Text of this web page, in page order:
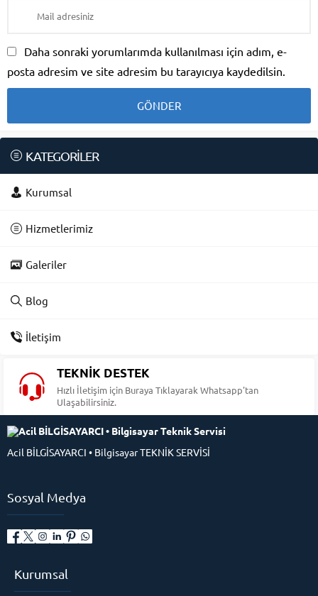
Daha sonraki yorumlarımda kullanılması için adım, e-
posta adresim ve site adresim bu tarayıcıya kaydedilsin.
KATEGORİLER
Kurumsal
Hizmetlerimiz
Galeriler
Blog
İletişim
TEKNİK DESTEK
Hızlı İletişim için Buraya Tıklayarak Whatsapp'tan
Ulaşabilirsiniz.
Acil BİLGİSAYARCI • Bilgisayar TEKNİK SERVİSİ
Sosyal Medya
Kurumsal